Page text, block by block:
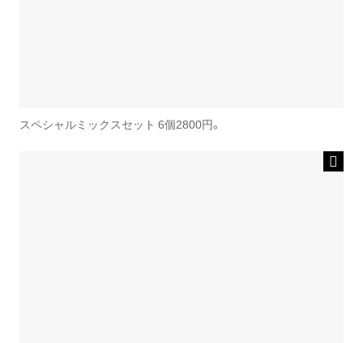
スペシャルミックスセット 6個2800円。